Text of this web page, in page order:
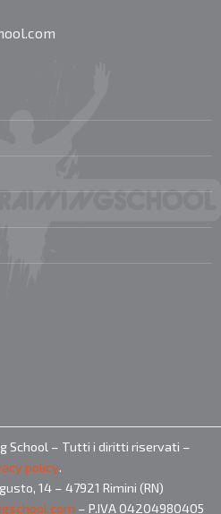
School – Tutti i diritti riservati –
policy.
14 – 47921 Rimini (RN)
– P.IVA 04204980405